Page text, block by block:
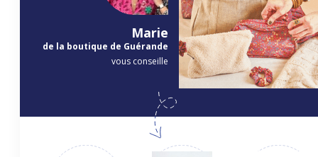
Marie
de la boutique de Guérande
vous conseille